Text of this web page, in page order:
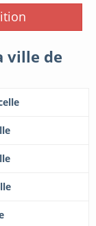
ville de